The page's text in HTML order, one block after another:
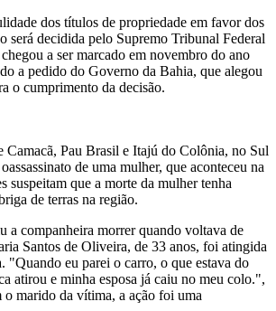
dos títulos de propriedade em favor dos
será decidida pelo Supremo Tribunal Federal
a ser marcado em novembro do ano
a pedido do Governo da Bahia, que alegou
o cumprimento da decisão.
Camacã, Pau Brasil e Itajú do Colônia, no Sul
de uma mulher, que aconteceu na
suspeitam que a morte da mulher tenha
de terras na região.
a companheira morrer quando voltava de
Santos de Oliveira, de 33 anos, foi atingida
"Quando eu parei o carro, o que estava do
atirou e minha esposa já caiu no meu colo.",
o marido da vítima, a ação foi uma